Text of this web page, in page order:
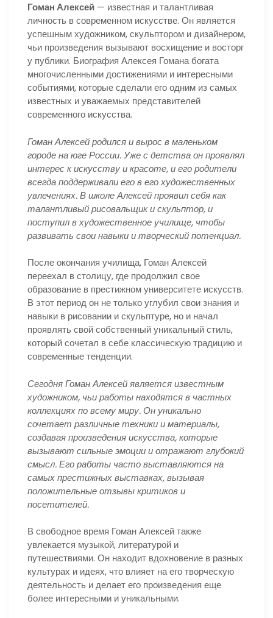
Гоман Алексей — известная и талантливая
личность в современном искусстве. Он является
успешным художником, скульптором и дизайнером,
чьи произведения вызывают восхищение и восторг
у публики. Биография Алексея Гомана богата
многочисленными достижениями и интересными
событиями, которые сделали его одним из самых
известных и уважаемых представителей
современного искусства.
Гоман Алексей родился и вырос в маленьком
городе на юге России. Уже с детства он проявлял
интерес к искусству и красоте, и его родители
всегда поддерживали его в его художественных
увлечениях. В школе Алексей проявил себя как
талантливый рисовальщик и скульптор, и
поступил в художественное училище, чтобы
развивать свои навыки и творческий потенциал.
После окончания училища, Гоман Алексей
переехал в столицу, где продолжил свое
образование в престижном университете искусств.
В этот период он не только углубил свои знания и
навыки в рисовании и скульптуре, но и начал
проявлять свой собственный уникальный стиль,
который сочетал в себе классическую традицию и
современные тенденции.
Сегодня Гоман Алексей является известным
художником, чьи работы находятся в частных
коллекциях по всему миру. Он уникально
сочетает различные техники и материалы,
создавая произведения искусства, которые
вызывают сильные эмоции и отражают глубокий
смысл. Его работы часто выставляются на
самых престижных выставках, вызывая
положительные отзывы критиков и
посетителей.
В свободное время Гоман Алексей также
увлекается музыкой, литературой и
путешествиями. Он находит вдохновение в разных
культурах и идеях, что влияет на его творческую
деятельность и делает его произведения еще
более интересными и уникальными.